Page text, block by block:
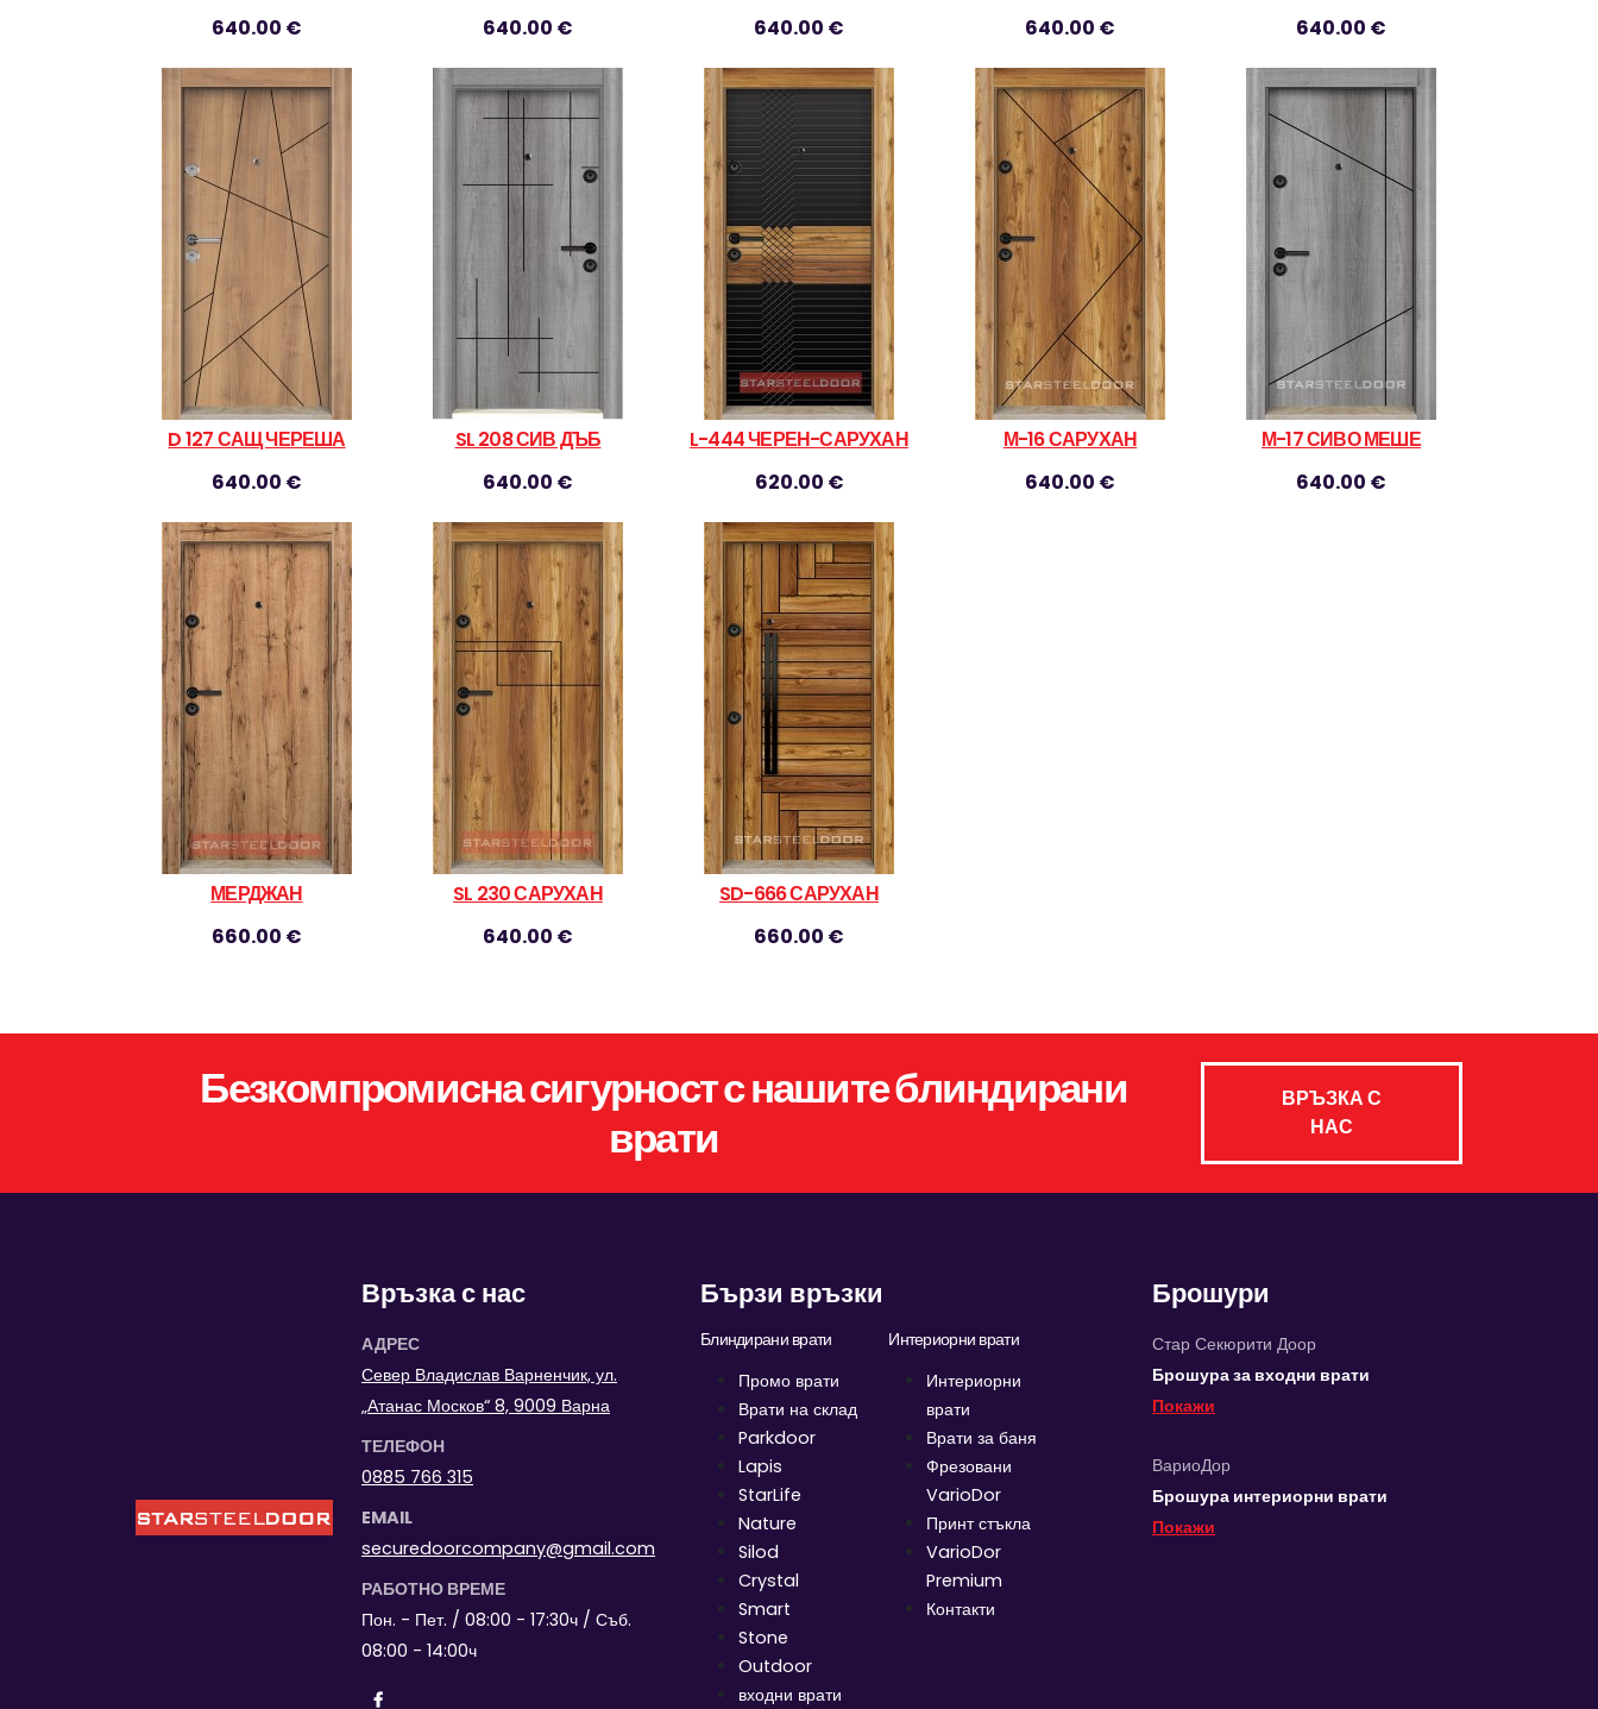
640.00 €
640.00 €
640.00 €
640.00 €
640.00 €
D 127 САЩ ЧЕРЕША
640.00 €
SL 208 СИВ ДЪБ
640.00 €
L-444 ЧЕРЕН-САРУХАН
620.00 €
М-16 САРУХАН
640.00 €
М-17 СИВО МЕШЕ
640.00 €
МЕРДЖАН
660.00 €
SL 230 САРУХАН
640.00 €
SD-666 САРУХАН
660.00 €
Безкомпромисна сигурност с нашите блиндирани
врати
ВРЪЗКА С
НАС
Връзка с нас
АДРЕС
Север Владислав Варненчик, ул.
„Атанас Москов“ 8, 9009 Варна
ТЕЛЕФОН
0885 766 315
EMAIL
securedoorcompany@gmail.com
РАБОТНО ВРЕМЕ
Пон. - Пет. / 08:00 - 17:30ч / Съб.
08:00 - 14:00ч
Бързи връзки
Блиндирани врати
Промо врати
Врати на склад
Parkdoor
Lapis
StarLife
Nature
Silod
Crystal
Smart
Stone
Outdoor
входни врати
Интериорни врати
Интериорни
врати
Врати за баня
Фрезовани
VarioDor
Принт стъкла
VarioDor
Premium
Контакти
Брошури
Стар Секюрити Доор
Брошура за входни врати
Покажи
ВариоДор
Брошура интериорни врати
Покажи